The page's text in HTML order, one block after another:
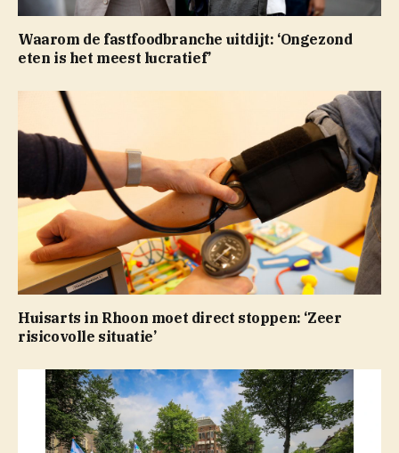
Waarom de fastfoodbranche uitdijt: ‘Ongezond
eten is het meest lucratief’
Huisarts in Rhoon moet direct stoppen: ‘Zeer
risicovolle situatie’